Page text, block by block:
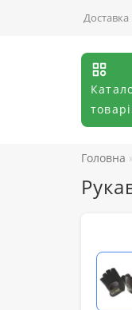
Доставка
Головна